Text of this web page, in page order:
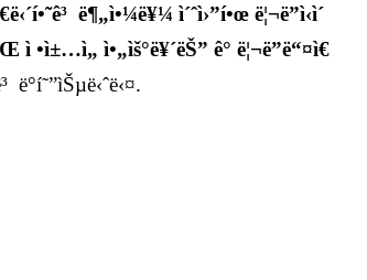
ë¶„ì•¼ë¥¼ ì´ˆì›”í•œ ë¦¬ë”ì‹­ì´
ì •ì±…ì„ ì•„ìš°ë¥´ëŠ” ê° ë¦¬ë”ë“¤ì€
ë°í˜”ìŠµë‹ˆë‹¤.